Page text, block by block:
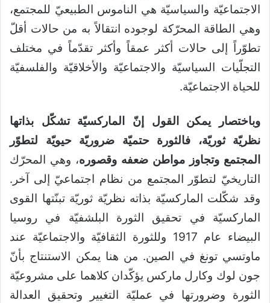
الاجتماعيّة والسياسيّة هي الناموس الطبيعيّ للمجتمع،
وهي الطاقة المحرّكة لوجوده انتقالاً به من حالات أقلّ
تطوّراً إلى حالات أكثر عمقاً وأكثر تقدّماً في مختلف
التجلّيات السياسيّة والاجتماعيّة والأخلاقيّة والفلسفيّة
للحياة الاجتماعيّة.
وباختصار يمكن القول إنّ الماركسيّة تشكّل بذاتها
نظريّة ثوريّة، فالثورة حتميّة ضروريّة حيويّة لتطوّر
المجتمع وتجاوز مواطن ضعفه وقصوره، وهي المحرّك
التاريخيّ لتطوّر المجتمع من نظام اجتماعيّ إلى آخر.
وقد شكّلت الماركسيّة بذاته نظريّة ثوريّة تبنّتها القوى
الماركسيّة في تحقيق الثورة البلشفيّة في روسيا
البيضاء عام 1917 وللثورة الثقافيّة والاجتماعيّة عند
ماوتسي تونغ في الصين. من هنا يمكن الاستنتاج بأنّ
جون لوك وكارل ماركس يؤكّدان كلاهما على مشروعيّة
الثورة وضرورتها في عمليّة التغيير وتحقيق العدالة